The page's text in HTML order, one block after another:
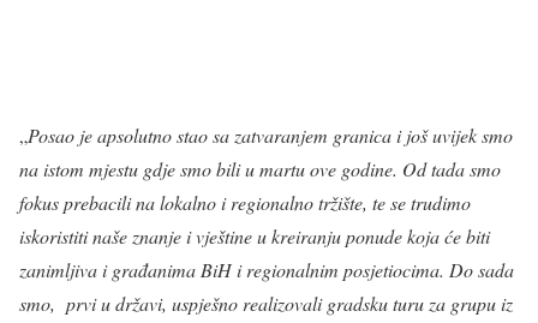
„Posao je apsolutno stao sa zatvaranjem granica i još uvijek smo
na istom mjestu gdje smo bili u martu ove godine. Od tada smo
fokus prebacili na lokalno i regionalno tržište, te se trudimo
iskoristiti naše znanje i vještine u kreiranju ponude koja će biti
zanimljiva i građanima BiH i regionalnim posjetiocima. Do sada
smo, prvi u državi, uspješno realizovali gradsku turu za grupu iz